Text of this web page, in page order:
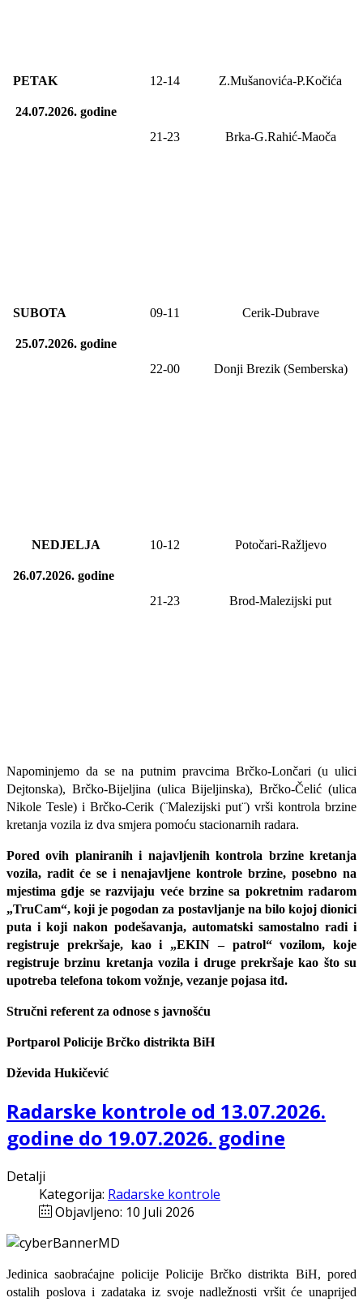
PETAK
24.07.2026.godine
12-14 Z.Mušanovića-P.Kočića
21-23 Brka-G.Rahić-Maoča
SUBOTA
25.07.2026.godine
09-1 1 Cerik-Dubrave
22-00 Donji Brezik (Semberska)
NEDJELJA
26.07.2026. godine
10-12 Potočari-Ražljevo
21-23 Brod-Malezijski put
Napominjemo da se na putnim pravcima Brčko-Lončari (u ulici
Dejtonska), Brčko-Bijeljina (ulica Bijeljinska), Brčko-Čelić (ulica
Nikole Tesle) i Brčko-Cerik (¨Malezijski put¨) vrši kontrola brzine
kretanja vozila iz dva smjera pomoću stacionarnih radara.
Pored ovih planiranih i najavljenih kontrola brzine kretanja
vozila, radit će se i nenajavljene kontrole brzine, posebno na
mjestima gdje se razvijaju veće brzine sa pokretnim radarom
„TruCam“, koji je pogodan za postavljanje na bilo kojoj dionici
puta i koji nakon podešavanja, automatski samostalno radi i
registruje prekršaje, kao i „EKIN – patrol“ vozilom, koje
registruje brzinu kretanja vozila i druge prekršaje kao što su
upotreba telefona tokom vožnje, vezanje pojasa itd.
Stručni referent za odnose s javnošću
Portparol Policije Brčko distrikta BiH
Dževida Hukičević
Radarske kontrole od 13.07.2026.
godine do 19.07.2026. godine
Detalji
Kategorija: Radarske kontrole
Objavljeno: 10 Juli 2026
Jedinica saobraćajne policije Policije Brčko distrikta BiH, pored
ostalih poslova i zadataka iz svoje nadležnosti vršit će unaprijed